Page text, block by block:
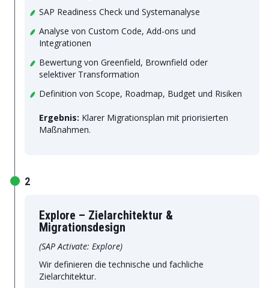
SAP Readiness Check und Systemanalyse
Analyse von Custom Code, Add-ons und
Integrationen
Bewertung von Greenfield, Brownfield oder
selektiver Transformation
Definition von Scope, Roadmap, Budget und Risiken
Ergebnis: Klarer Migrationsplan mit priorisierten
Maßnahmen.
Explore – Zielarchitektur &
Migrationsdesign
(SAP Activate: Explore)
Wir definieren die technische und fachliche
Zielarchitektur.
2